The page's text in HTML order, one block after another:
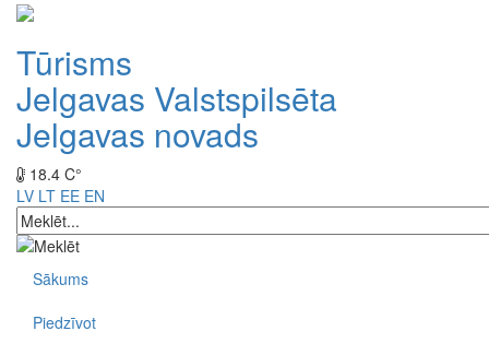
Tūrisms
Jelgavas Valstspilsēta
Jelgavas novads
18.4 C°
LV LT EE EN
Sākums
Piedzīvot